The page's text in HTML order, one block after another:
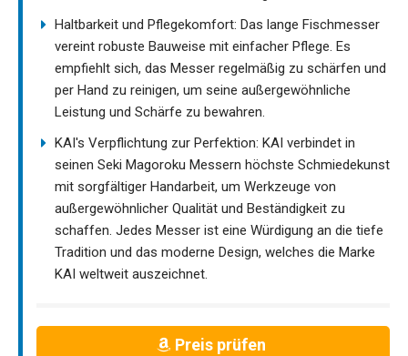
Haltbarkeit und Pflegekomfort: Das lange Fischmesser
vereint robuste Bauweise mit einfacher Pflege. Es
empfiehlt sich, das Messer regelmäßig zu schärfen und
per Hand zu reinigen, um seine außergewöhnliche
Leistung und Schärfe zu bewahren.
KAI's Verpflichtung zur Perfektion: KAI verbindet in
seinen Seki Magoroku Messern höchste Schmiedekunst
mit sorgfältiger Handarbeit, um Werkzeuge von
außergewöhnlicher Qualität und Beständigkeit zu
schaffen. Jedes Messer ist eine Würdigung an die tiefe
Tradition und das moderne Design, welches die Marke
KAI weltweit auszeichnet.
Preis prüfen